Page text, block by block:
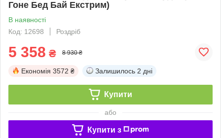
Гоне Бед Бай Екстрим)
В наявності
Код: 12698
Роздріб
5 358 ₴ 8 930 ₴
Економія 3572 ₴ Залишилось 2 дні
Купити
або
Купити з